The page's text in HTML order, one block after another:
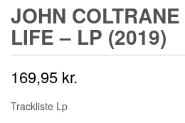
JOHN
LIFE – LP (2019)
169,95 kr.
Trackliste Lp